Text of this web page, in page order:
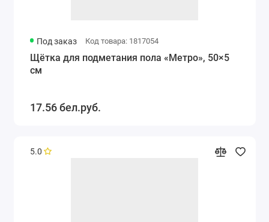
Под заказ Код товара: 1817054
Щётка для подметания пола «Метро», 50×5
см
17.56 бел.руб.
5.0